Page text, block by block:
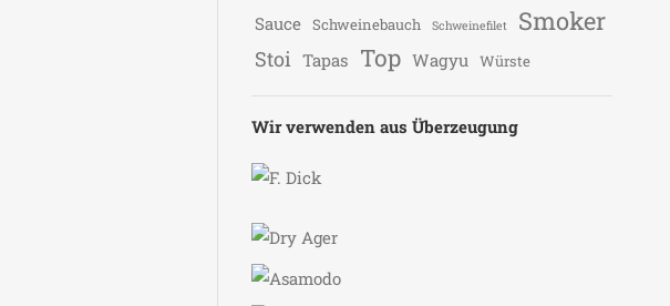
Sauce Schweinebauch Schweinefilet Smoker
Stoi Tapas Top Wagyu Würste
Wir verwenden aus Überzeugung